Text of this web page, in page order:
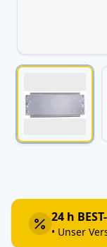
Bildergalerie
springen 24 h
• Unser